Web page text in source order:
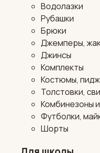
Водолазки
Рубашки
Брюки
Джемперы,
Джинсы
Комплекты
Костюмы,
Толстовки,
Комбинезоны
Футболки,
Шорты